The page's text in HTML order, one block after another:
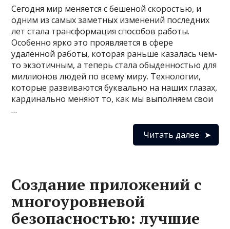
Сегодня мир меняется с бешеной скоростью, и
одним из самых заметных изменений последних
лет стала трансформация способов работы.
Особенно ярко это проявляется в сфере
удалённой работы, которая раньше казалась чем-
то экзотичным, а теперь стала обыденностью для
миллионов людей по всему миру. Технологии,
которые развиваются буквально на наших глазах,
кардинально меняют то, как мы выполняем свои
…
Читать далее
Создание приложений с
многоуровневой
безопасностью: лучшие